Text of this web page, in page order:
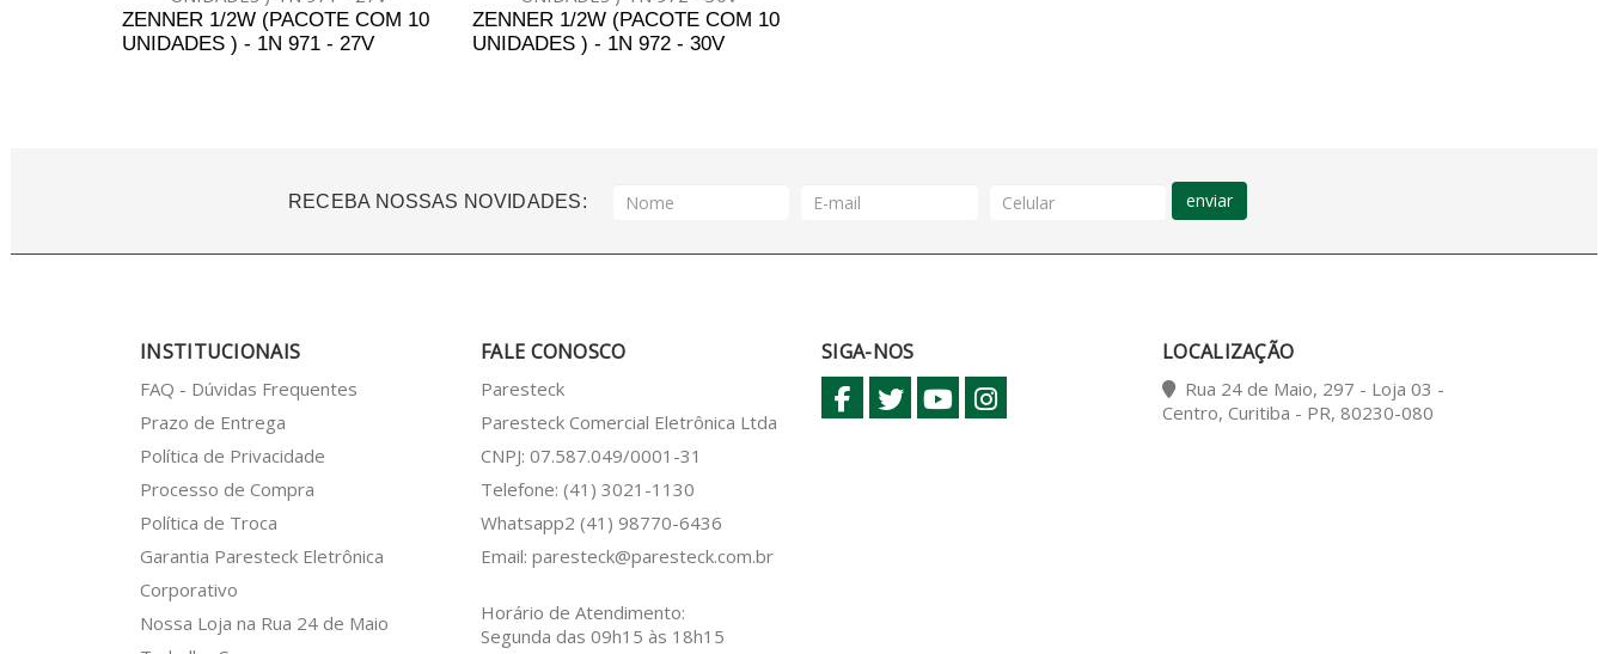
ZENNER 1/2W (PACOTE COM 10
UNIDADES ) - 1N 971 - 27V
ZENNER 1/2W (PACOTE COM 10
UNIDADES ) - 1N 972 - 30V
RECEBA NOSSAS NOVIDADES: enviar
INSTITUCIONAIS
FAQ - Dúvidas Frequentes
Prazo de Entrega
Política de Privacidade
Processo de Compra
Política de Troca
Garantia Paresteck Eletrônica
Corporativo
Nossa Loja na Rua 24 de Maio
FALE CONOSCO
Paresteck
Paresteck Comercial Eletrônica Ltda
CNPJ: 07.587.049/0001-31
Telefone: (41) 3021-1130
Whatsapp2 (41) 98770-6436
Email: paresteck@paresteck.com.br
Horário de Atendimento:
Segunda das 09h15 às 18h15
SIGA-NOS LOCALIZAÇÃO
Rua 24 de Maio, 297 - Loja 03 -
Centro, Curitiba - PR, 80230-080